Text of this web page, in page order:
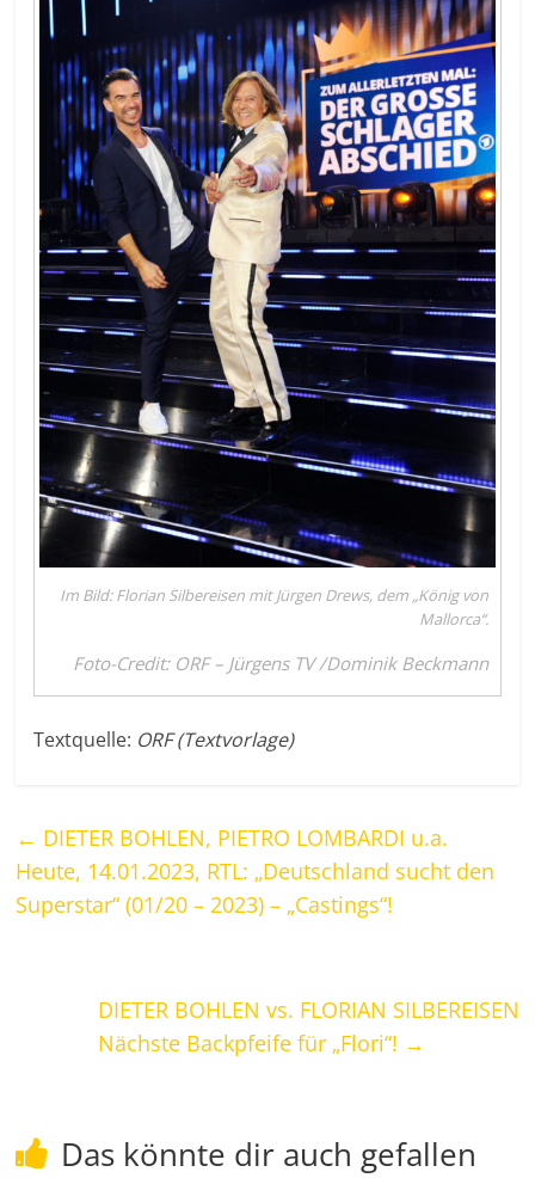
Im Bild: Florian Silbereisen mit Jürgen Drews, dem „König von
Mallorca“.
Foto-Credit: ORF – Jürgens TV /Dominik Beckmann
Textquelle: ORF (Textvorlage)
← DIETER BOHLEN, PIETRO LOMBARDI u.a.
Heute, 14.01.2023, RTL: „Deutschland sucht den
Superstar“ (01/20 – 2023) – „Castings“!
DIETER BOHLEN vs. FLORIAN SILBEREISEN
Nächste Backpfeife für „Flori“! →
Das könnte dir auch gefallen